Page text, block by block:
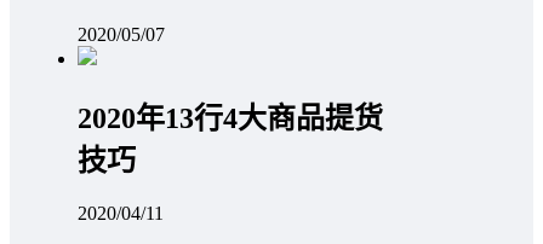
2020/05/07
2020年13行4大商品提货
技巧
2020/04/11